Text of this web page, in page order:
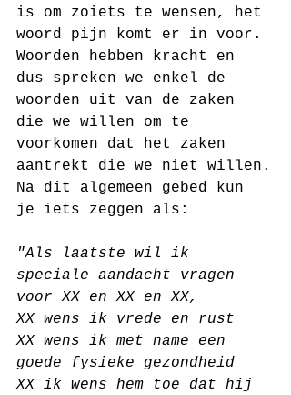
is om zoiets te wensen, het
woord pijn komt er in voor.
Woorden hebben kracht en
dus spreken we enkel de
woorden uit van de zaken
die we willen om te
voorkomen dat het zaken
aantrekt die we niet willen.
Na dit algemeen gebed kun
je iets zeggen als:
"Als laatste wil ik
speciale aandacht vragen
voor XX en XX en XX,
XX wens ik vrede en rust
XX wens ik met name een
goede fysieke gezondheid
XX ik wens hem toe dat hij